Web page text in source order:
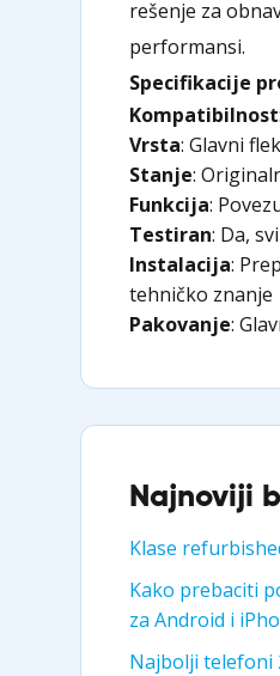
rešenje za
performansi.
Specifikacije
Kompatibilnost
Vrsta: Glavni
Stanje:
Funkcija:
Testiran: Da,
Instalacija:
tehničko znanje
Pakovanje:
Najnoviji
Klase
Kako prebaciti
za Android i
Najbolji telefoni